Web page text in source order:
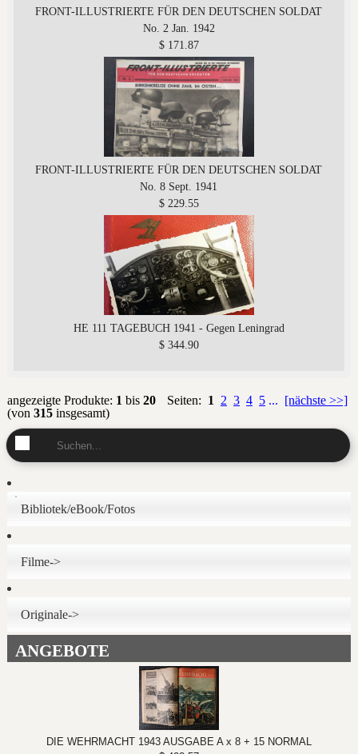
FRONT-ILLUSTRIERTE FÜR DEN DEUTSCHEN SOLDAT
No. 2 Jan. 1942
$ 171.87
FRONT-ILLUSTRIERTE FÜR DEN DEUTSCHEN SOLDAT
No. 8 Sept. 1941
$ 229.55
HE 111 TAGEBUCH 1941 - Gegen Leningrad
$ 344.90
Seiten: 1 2 3 4 5 ... [nächste >>]
angezeigte Produkte: 1 bis 20
(von 315insgesamt)
Bibliotek/eBook/Fotos
Filme->
Originale->
ANGEBOTE
DIE WEHRMACHT 1943 AUSGABE A x 8 + 15 NORMAL